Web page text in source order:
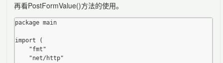
再看PostFormValue()方法的使用。
package main
import (